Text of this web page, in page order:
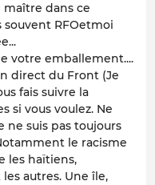
dans ce
souvent RFOetmoi
votre emballement....
direct du Front (Je
fais suivre la
si vous voulez. Ne
ne suis pas toujours
le racisme
les haïtiens,
autres. Une île,